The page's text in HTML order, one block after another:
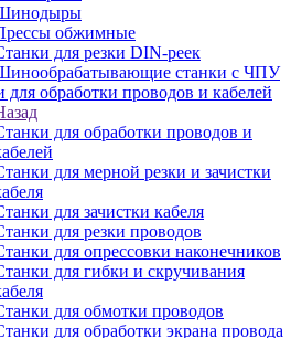
обжимные
для резки DIN-реек
станки с ЧПУ
для обработки проводов и кабелей
для обработки проводов и
для мерной резки и зачистки
для зачистки кабеля
для резки проводов
для опрессовки наконечников
для гибки и скручивания
для обмотки проводов
для обработки экрана провода